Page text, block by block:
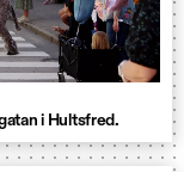
i Hultsfred.